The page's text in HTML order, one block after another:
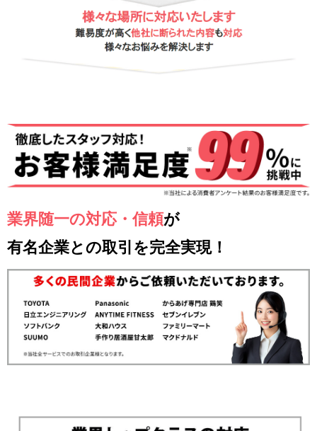
業界随一の対応・信頼が
有名企業との取引を完全実現！